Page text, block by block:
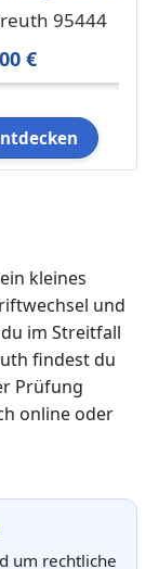
1.500 €
95444
€
kleines
und
im Streitfall
findest du
Prüfung
online oder
um rechtliche